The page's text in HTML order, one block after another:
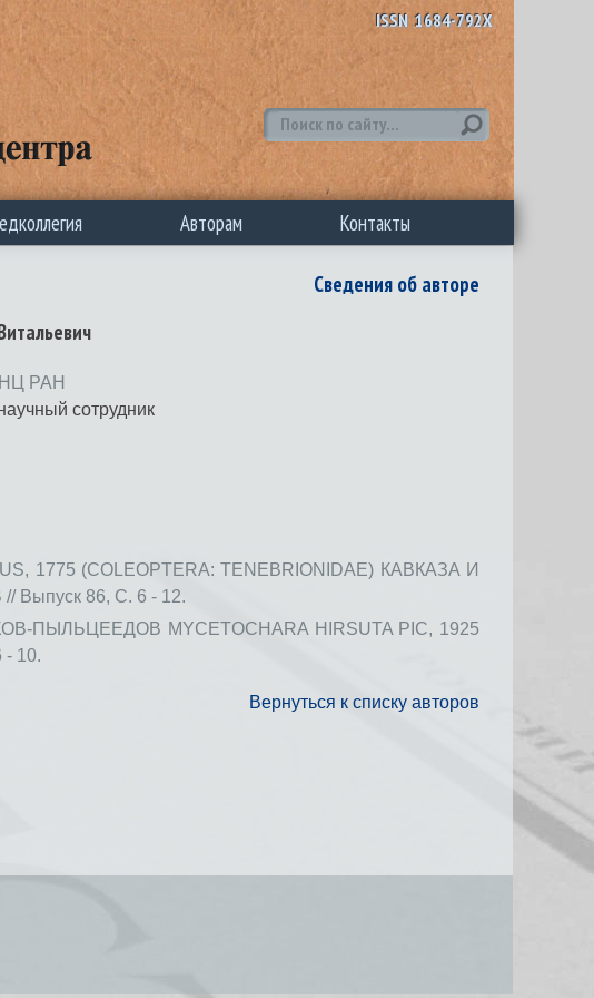
ISSN 1684-792X
Авторам Контакты
Сведения об авторе
РАН
сотрудник
(COLEOPTERA: TENEBRIONIDAE) КАВКАЗА И
86, С. 6 - 12.
MYCETOCHARA HIRSUTA PIC, 1925
- 10.
Вернуться к списку авторов